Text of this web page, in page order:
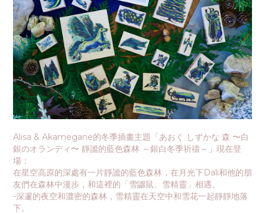
Alisa & Akamegane的冬季插畫主題「あおく しずかな 森 〜白
銀のオランディ〜 靜謐的藍色森林 ～銀白冬季祈禱～」現在登
場：
在星空高原的深處有一片靜謐的藍色森林，在月光下Dali和他的朋
友們在森林中漫步，和這裡的「雪鼴鼠、雪精靈」相遇。
-深邃的夜空和濃密的森林，雪精靈在天空中和雪花一起靜靜地落
下。